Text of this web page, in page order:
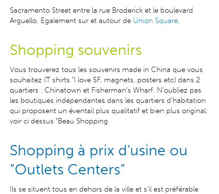
Sacramento Street entre la rue Broderick et le boulevard
Arguello. Egalement sur et autour de Union Square.
Shopping souvenirs
Vous trouverez tous les souvenirs made in China que vous
souhaitez (T shirts "I love SF, magnets, posters etc) dans 2
quartiers : Chinatown et Fisherman's Wharf. N'oubliez pas
les boutiques indépendantes dans les quartiers d'habitation
qui proposent un éventail plus qualitatif et bien plus original,
voir ci dessus "Beau Shopping
Shopping à prix d’usine ou
“Outlets Centers”
Ils se situent tous en dehors de la ville et s’il est préférable